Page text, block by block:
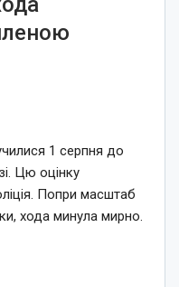
1 серпня до
Цю оцінку
Попри масштаб
хода минула мирно.